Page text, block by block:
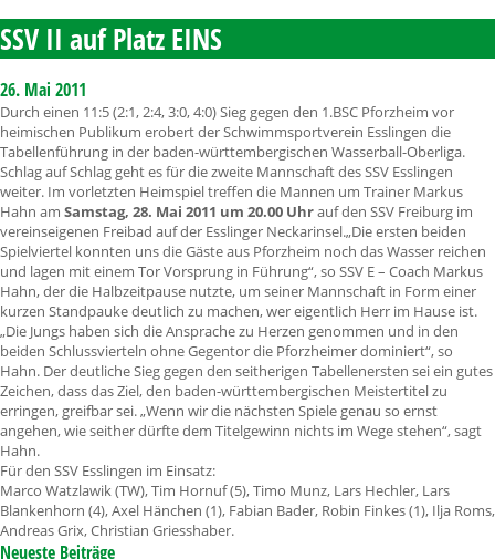
SSV II auf Platz EINS
26. Mai 2011
Durch einen 11:5 (2:1, 2:4, 3:0, 4:0) Sieg gegen den 1.BSC Pforzheim vor
heimischen Publikum erobert der Schwimmsportverein Esslingen die
Tabellenführung in der baden-württembergischen Wasserball-Oberliga.
Schlag auf Schlag geht es für die zweite Mannschaft des SSV Esslingen
weiter. Im vorletzten Heimspiel treffen die Mannen um Trainer Markus
Hahn am Samstag, 28. Mai 2011 um 20.00 Uhrauf den SSV Freiburg im
vereinseigenen Freibad auf der Esslinger Neckarinsel.„Die ersten beiden
Spielviertel konnten uns die Gäste aus Pforzheim noch das Wasser reichen
und lagen mit einem Tor Vorsprung in Führung“, so SSV E – Coach Markus
Hahn, der die Halbzeitpause nutzte, um seiner Mannschaft in Form einer
kurzen Standpauke deutlich zu machen, wer eigentlich Herr im Hause ist.
„Die Jungs haben sich die Ansprache zu Herzen genommen und in den
beiden Schlussvierteln ohne Gegentor die Pforzheimer dominiert“, so
Hahn. Der deutliche Sieg gegen den seitherigen Tabellenersten sei ein gutes
Zeichen, dass das Ziel, den baden-württembergischen Meistertitel zu
erringen, greifbar sei. „Wenn wir die nächsten Spiele genau so ernst
angehen, wie seither dürfte dem Titelgewinn nichts im Wege stehen“, sagt
Hahn.
Für den SSV Esslingen im Einsatz:
Marco Watzlawik (TW), Tim Hornuf (5), Timo Munz, Lars Hechler, Lars
Blankenhorn (4), Axel Hänchen (1), Fabian Bader, Robin Finkes (1), Ilja Roms,
Andreas Grix, Christian Griesshaber.
Neueste Beiträge